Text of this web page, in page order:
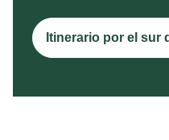
Itinerario por el sur